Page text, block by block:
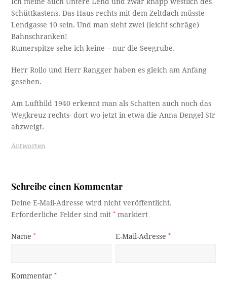
Schüttkastens. Das Haus rechts mit dem Zeltdach müsste
Lendgasse 10 sein. Und man sieht zwei (leicht schräge)
Bahnschranken!
Rumerspitze sehe ich keine – nur die Seegrube.
Herr Roilo und Herr Rangger haben es gleich am Anfang
gesehen.
Am Luftbild 1940 erkennt man als Schatten auch noch das
Wegkreuz rechts- dort wo jetzt in etwa die Anna Dengel Str
abzweigt.
Antworten
Schreibe einen Kommentar
Deine E-Mail-Adresse wird nicht veröffentlicht.
Erforderliche Felder sind mit* markiert
Name* E-Mail-Adresse*
Kommentar*